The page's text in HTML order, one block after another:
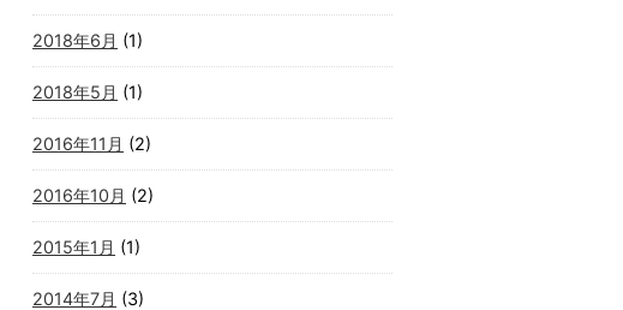
2018年6月 (1)
2018年5月 (1)
2016年11月 (2)
2016年10月 (2)
2015年1月 (1)
2014年7月 (3)